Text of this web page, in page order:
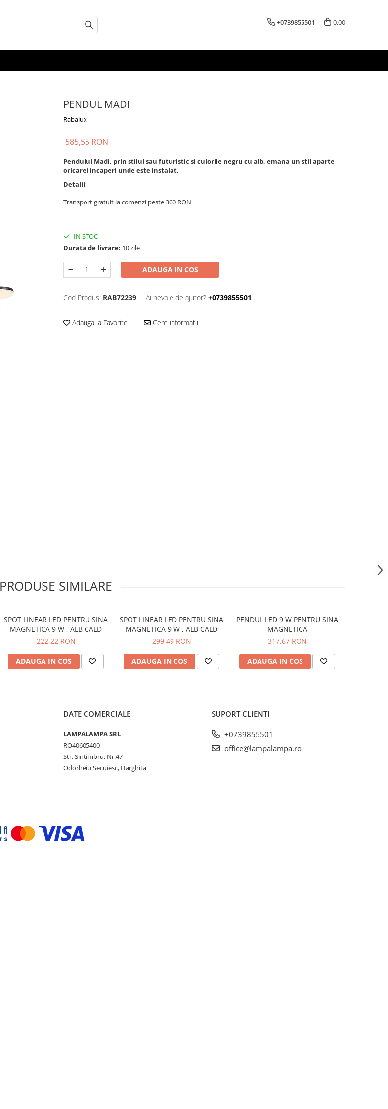
+0739855501 0,00
PENDUL MADI
Rabalux
585,55 RON
Pendulul Madi, prin stilul sau futuristic si culorile negru cu alb, emana un stil aparte
oricarei incaperi unde este instalat.
Detalii:
Transport gratuit la comenzi peste 300 RON
IN STOC
Durata de livrare: 10 zile
ADAUGA IN COS
Cod Produs: RAB72239 Ai nevoie de ajutor? +0739855501
Adauga la Favorite Cere informatii
PRODUSE SIMILARE
SPOT LINEAR LED PENTRU SINA
MAGNETICA 9 W , ALB CALD
222,22 RON
ADAUGA IN COS
SPOT LINEAR LED PENTRU SINA
MAGNETICA 9 W , ALB CALD
299,49 RON
ADAUGA IN COS
PENDUL LED 9 W PENTRU SINA
MAGNETICA
317,67 RON
ADAUGA IN COS
DATE COMERCIALE
LAMPALAMPA SRL
RO40605400
Str. Sintimbru, Nr.47
Odorheiu Secuiesc, Harghita
SUPORT CLIENTI
+0739855501
office@lampalampa.ro